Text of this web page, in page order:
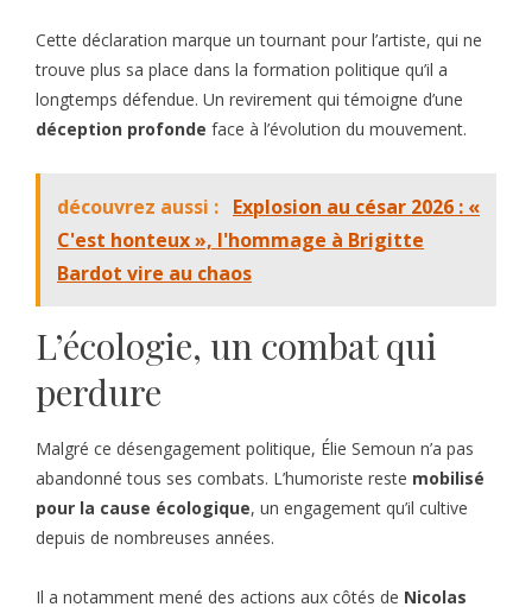
Cette déclaration marque un tournant pour l’artiste, qui ne
trouve plus sa place dans la formation politique qu’il a
longtemps défendue. Un revirement qui témoigne d’une
déception profonde face à l’évolution du mouvement.
découvrez aussi : Explosion au césar 2026 : «
C'est honteux », l'hommage à Brigitte
Bardot vire au chaos
L’écologie, un combat qui
perdure
Malgré ce désengagement politique, Élie Semoun n’a pas
abandonné tous ses combats. L’humoriste reste mobilisé
pour la cause écologique, un engagement qu’il cultive
depuis de nombreuses années.
Il a notamment mené des actions aux côtés de Nicolas